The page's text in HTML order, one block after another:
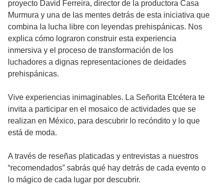
proyecto David Ferreira, director de la productora Casa
Murmura y una de las mentes detrás de esta iniciativa que
combina la lucha libre con leyendas prehispánicas. Nos​
explica cómo lograron construir esta experiencia
inmersiva y el proceso de transformación de los
luchadores a dignas representaciones de deidades
prehispánicas.
Vive experiencias inimaginables. La Señorita Etcétera te
invita a participar en el mosaico de actividades que se
realizan en México, para descubrir lo recóndito y lo que
está de moda.
A través de reseñas platicadas y entrevistas a nuestros
“recomendados” sabrás qué hay detrás de cada evento o
lo mágico de cada lugar por descubrir.